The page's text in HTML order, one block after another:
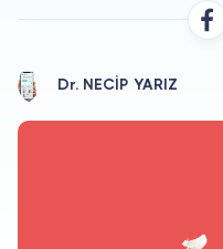
Dr. NECİP YARIZ